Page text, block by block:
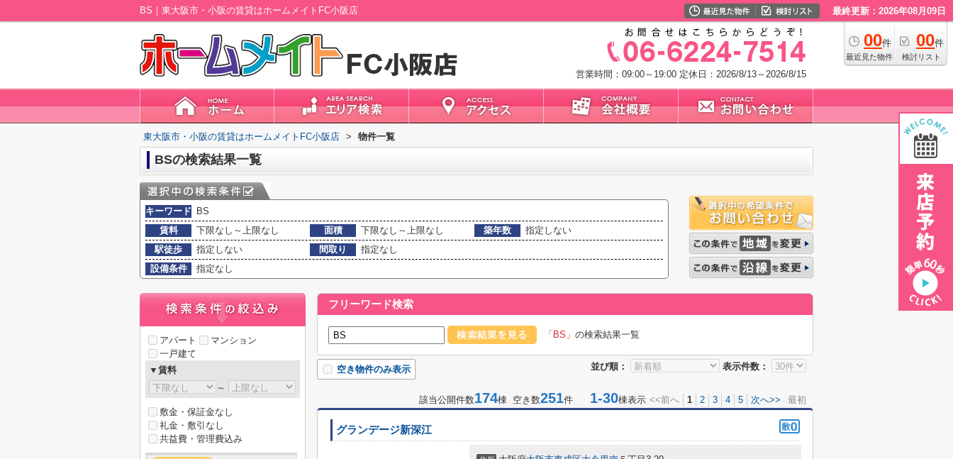
BS｜東大阪市・小阪の賃貸はホームメイトFC小阪店 最終更新：2026年08月09日
00件
最近見た物件
00件
検討リスト
営業時間：09:00～19:00 定休日：2026/8/13～2026/8/15
東大阪市・小阪の賃貸はホームメイトFC小阪店 > 物件一覧
BSの検索結果一覧
キーワード
BS
賃料
下限なし～上限なし 面積 下限なし～上限なし 築年数
指定しない
駅徒歩
指定しない 間取り
指定なし
設備条件
指定なし
フリーワード検索
「BS」 の検索結果一覧
並び順： 表示件数：
空き物件のみ表示
該当公開件数174棟 空き数251件 1-30棟表示 <<前へ 1 2 3 4 5 次へ>> 最初
グランデージ新深江
アパート
マンション
一戸建て
▼賃料
～
敷金・保証金なし
礼金・敷引なし
共益費・管理費込み